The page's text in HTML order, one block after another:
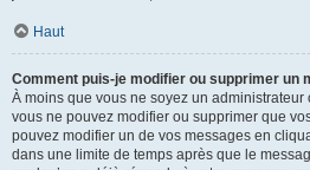
Haut
Comment puis-je modifier ou supprimer un
À moins que vous ne soyez un
vous ne pouvez modifier ou supprimer que
pouvez modifier un de vos messages en
dans une limite de temps après que le